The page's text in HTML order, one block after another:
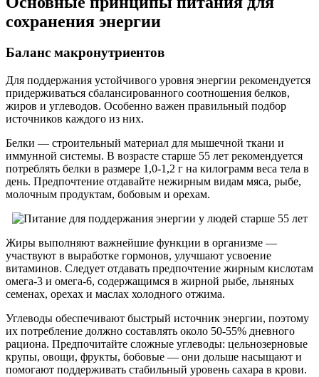
сохранения энергии
Баланс макронутриентов
Для поддержания устойчивого уровня энергии рекомендуется
придерживаться сбалансированного соотношения белков,
жиров и углеводов. Особенно важен правильный подбор
источников каждого из них.
Белки — строительный материал для мышечной ткани и
иммунной системы. В возрасте старше 55 лет рекомендуется
потреблять белки в размере 1,0-1,2 г на килограмм веса тела в
день. Предпочтение отдавайте нежирным видам мяса, рыбе,
молочным продуктам, бобовым и орехам.
Жиры выполняют важнейшие функции в организме —
участвуют в выработке гормонов, улучшают усвоение
витаминов. Следует отдавать предпочтение жирным кислотам
омега-3 и омега-6, содержащимся в жирной рыбе, льняных
семенах, орехах и маслах холодного отжима.
Углеводы обеспечивают быстрый источник энергии, поэтому
их потребление должно составлять около 50-55% дневного
рациона. Предпочитайте сложные углеводы: цельнозерновые
крупы, овощи, фрукты, бобовые — они дольше насыщают и
помогают поддерживать стабильный уровень сахара в крови.